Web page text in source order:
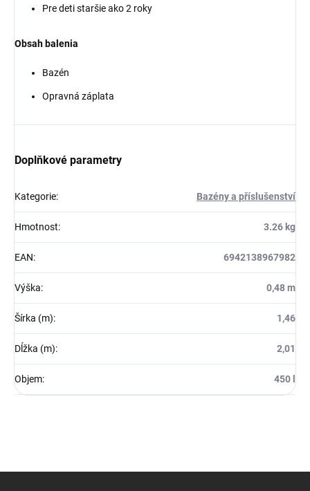
Pre deti staršie ako 2 roky
Obsah balenia
Bazén
Opravná záplata
Doplňkové parametry
Kategorie: Bazény a příslušenství
Hmotnost: 3.26 kg
EAN: 6942138967982
Výška: 0,48 m
Šírka (m): 1,46
Dĺžka (m): 2,01
Objem: 450 l